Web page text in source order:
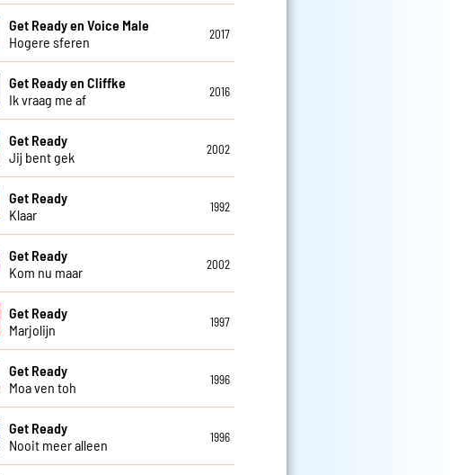
Get Ready en Voice Male
Hogere sferen
2017
Get Ready en Cliffke
Ik vraag me af
2016
Get Ready
Jij bent gek
2002
Get Ready
Klaar
1992
Get Ready
Kom nu maar
2002
Get Ready
Marjolijn
1997
Get Ready
Moa ven toh
1996
Get Ready
Nooit meer alleen
1996